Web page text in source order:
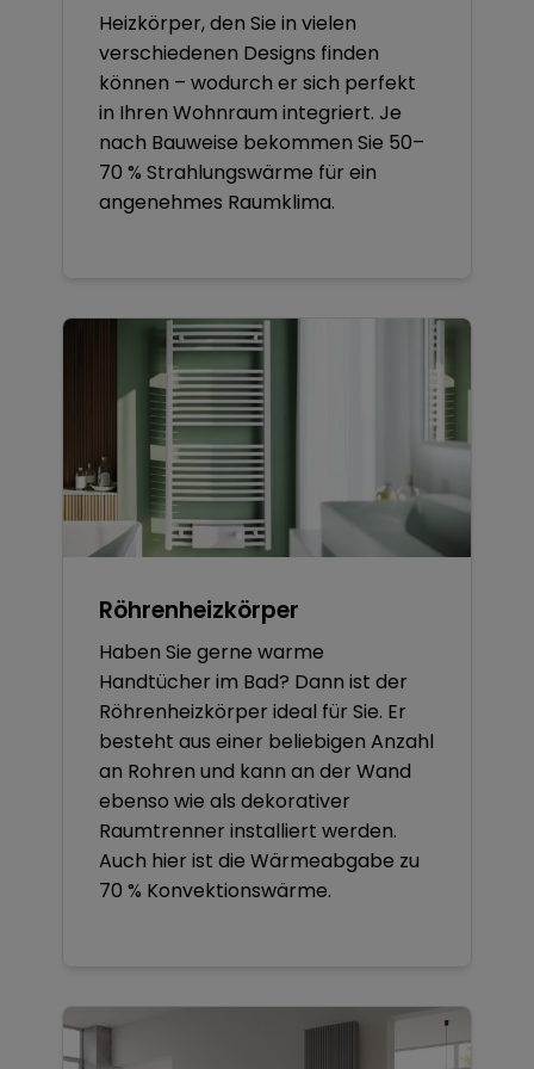
Heizkörper, den Sie in vielen
verschiedenen Designs finden
können – wodurch er sich perfekt
in Ihren Wohnraum integriert. Je
nach Bauweise bekommen Sie 50–
70 % Strahlungswärme für ein
angenehmes Raumklima.
Röhrenheizkörper
Haben Sie gerne warme
Handtücher im Bad? Dann ist der
Röhrenheizkörper ideal für Sie. Er
besteht aus einer beliebigen Anzahl
an Rohren und kann an der Wand
ebenso wie als dekorativer
Raumtrenner installiert werden.
Auch hier ist die Wärmeabgabe zu
70 % Konvektionswärme.